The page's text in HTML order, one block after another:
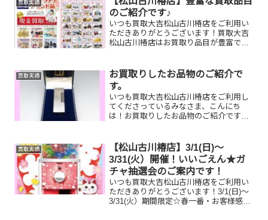
い！そして！現在イベン...
買取実績
のご紹介です♪
いつも買取大吉松山古川椿店をご利用い
ただきありがとうございます！買取大吉
松山古川椿店はお買取り品目が豊富で
たものや、片手でお持ちいただけるもの
ならお買取りできるお品が...
買取実績
お買取りしたお品物のご紹介で
す。
いつも買取大吉松山古川椿店をご利用し
てくださっているみなさま、こんにち
は！お買取りしたお品物のご紹介です☆
て！現在イベント開催中です(^^♪11,500
円以上ご成約の...
買取実績
【松山古川椿店】3/1(日)～
3/31(火）開催！いいごえん★ガ
チャ抽選会のご案内です！
いつも買取大吉松山古川椿店をご利用い
ただきありがとうございます！3/1(日)～
3/31(火）期間限定☆春一番・お客様感謝